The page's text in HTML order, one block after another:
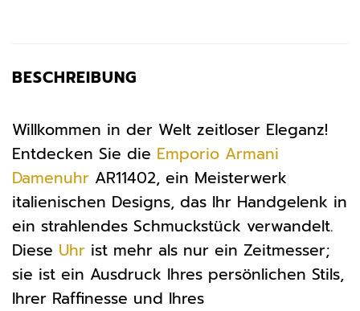
BESCHREIBUNG
Willkommen in der Welt zeitloser Eleganz!
Entdecken Sie die Emporio Armani
Damenuhr AR11402, ein Meisterwerk
italienischen Designs, das Ihr Handgelenk in
ein strahlendes Schmuckstück verwandelt.
Diese Uhr ist mehr als nur ein Zeitmesser;
sie ist ein Ausdruck Ihres persönlichen Stils,
Ihrer Raffinesse und Ihres